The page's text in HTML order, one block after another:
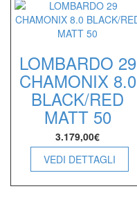
LOMBARDO 29
CHAMONIX 8.0
BLACK/RED
MATT 50
3.179,00€
VEDI DETTAGLI